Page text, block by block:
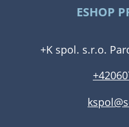
ESHOP
+K spol. s.r.o.